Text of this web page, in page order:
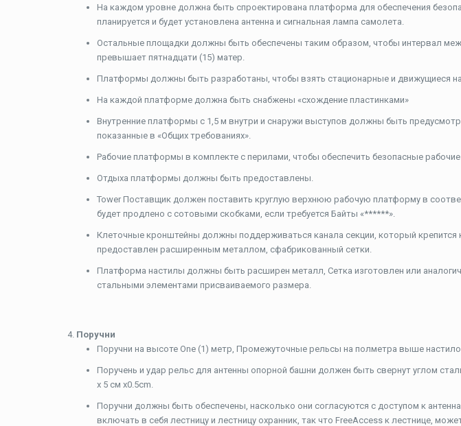
На каждом уровне должна быть спроектирована платформа для обеспечения
планируется и будет установлена ​​антенна и сигнальная лампа самолета.
Остальные площадки должны быть обеспечены таким образом, чтобы интервал
превышает пятнадцати (15) матер.
Платформы должны быть разработаны, чтобы взять стационарные и движущиеся
На каждой платформе должна быть снабжены «схождение пластинками»
Внутренние платформы с 1,5 м внутри и снаружи выступов должны быть
показанные в «Общих требованиях».
Рабочие платформы в комплекте с перилами, чтобы обеспечить безопасные
Отдыха платформы должны быть предоставлены.
Tower Поставщик должен поставить круглую верхнюю рабочую платформу в
будет продлено с сотовыми скобками, если требуется Байты «******».
Клеточные кронштейны должны поддерживаться канала секции, который
предоставлен расширенным металлом, сфабрикованный сетки.
Платформа настилы должны быть расширен металл, Сетка изготовлен или
стальными элементами присваиваемого размера.
Поручни
Поручни на высоте One (1) метр, Промежуточные рельсы на полметра выше
Поручень и удар рельс для антенны опорной башни должен быть свернут углом
х 5 см x0.5cm.
Поручни должны быть обеспечены, насколько они согласуются с доступом к
включать в себя лестницу и лестницу охранник, так что FreeAccess к лестнице,